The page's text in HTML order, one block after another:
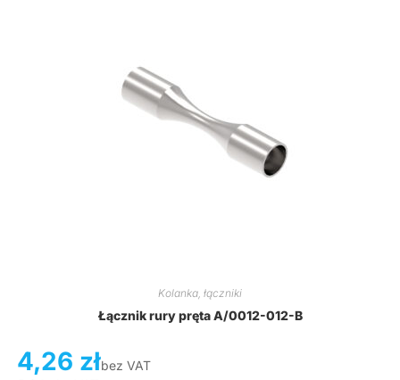
Kolanka, łączniki
Łącznik rury pręta A/0012-012-B
4,26 złbez VAT